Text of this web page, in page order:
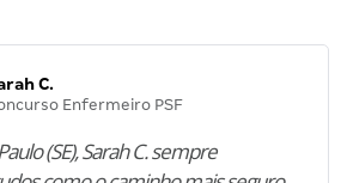
C.
Enfermeiro PSF
(SE), Sarah C. sempre